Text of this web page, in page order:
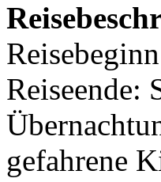
Reiseende:
gefahrene